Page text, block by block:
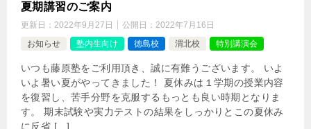
夏期講習のご案内
更新日： 2022年9月27日 公開日： 2022年7月16日
お知らせ
塾内生向け 徳島校 渭北校 特別講演会
いつも藤原塾をご利用頂き、誠に有難うございます。 いよ
いよ暑い夏がやってきました！ 夏休みは１学期の授業内容
を復習し、苦手分野を克服するもっとも良い時期となりま
す。 期末試験や実力テストの結果をしっかりとこの夏休み
に反省 […]